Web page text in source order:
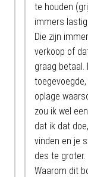
te houden
immers
Die zijn
verkoop of
graag
oplage
zou ik wel
dat ik dat
vinden en je
des te groter.
Waarom dit